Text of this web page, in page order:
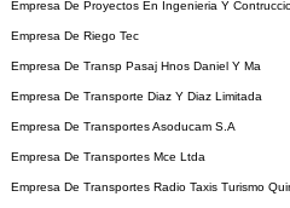
Empresa De Proyectos En Ingenieria Y
Empresa De Riego Tec
Empresa De Transp Pasaj Hnos Daniel Y Ma
Empresa De Transporte Diaz Y Diaz Limitada
Empresa De Transportes Asoducam S.A
Empresa De Transportes Mce Ltda
Empresa De Transportes Radio Taxis Turismo